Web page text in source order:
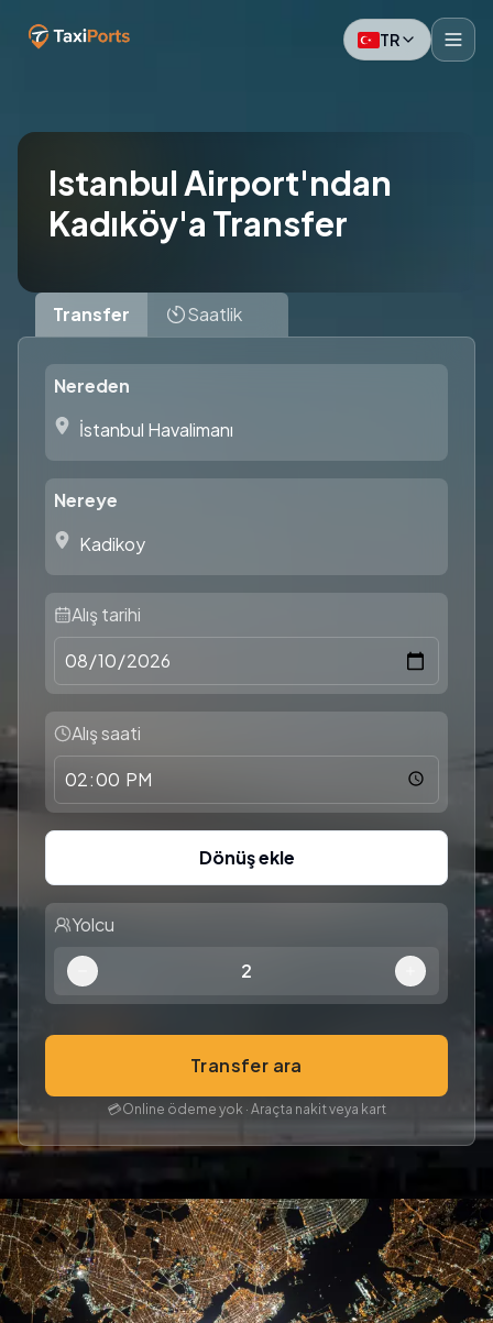
TR
Istanbul Airport'ndan
Kadıköy'a Transfer
Transfer Saatlik
Nereden
Nereye
Alış tarihi
Alış saati
Dönüş ekle
Yolcu
2
Transfer ara
💳Online ödeme yok · Araçta nakit veya kart